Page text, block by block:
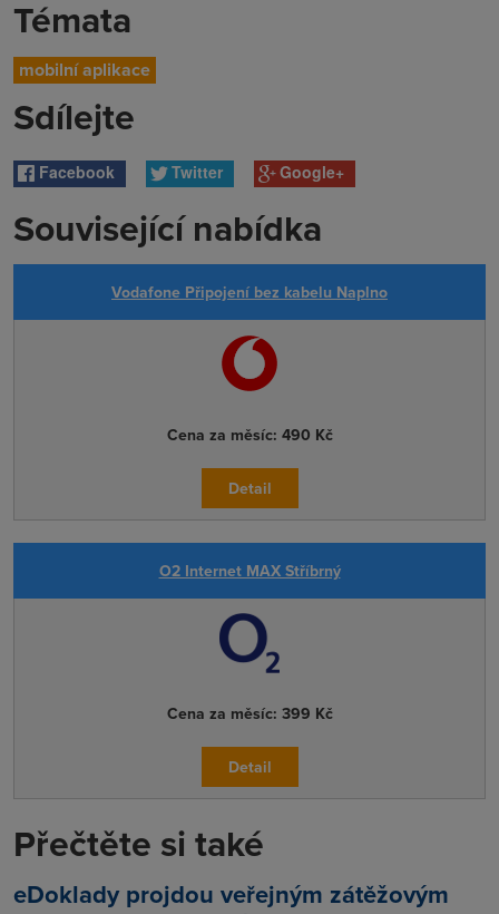
Témata
mobilní aplikace
Sdílejte
Facebook Twitter Google+
Související nabídka
Vodafone Připojení bez kabelu Naplno
Cena za měsíc: 490 Kč
Detail
O2 Internet MAX Stříbrný
Cena za měsíc: 399 Kč
Detail
Přečtěte si také
eDoklady projdou veřejným zátěžovým